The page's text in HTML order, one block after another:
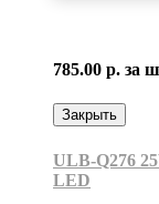
785.00 р. за
Закрыть
ULB-Q276
LED